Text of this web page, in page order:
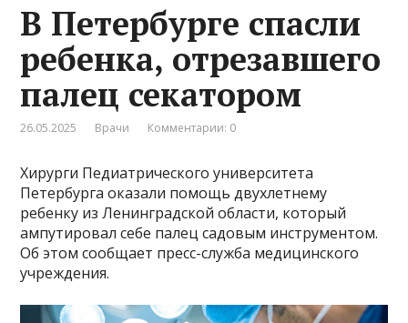
В Петербурге спасли
ребенка, отрезавшего
палец секатором
26.05.2025 Врачи Комментарии: 0
Хирурги Педиатрического университета
Петербурга оказали помощь двухлетнему
ребенку из Ленинградской области, который
ампутировал себе палец садовым инструментом.
Об этом сообщает пресс-служба медицинского
учреждения.